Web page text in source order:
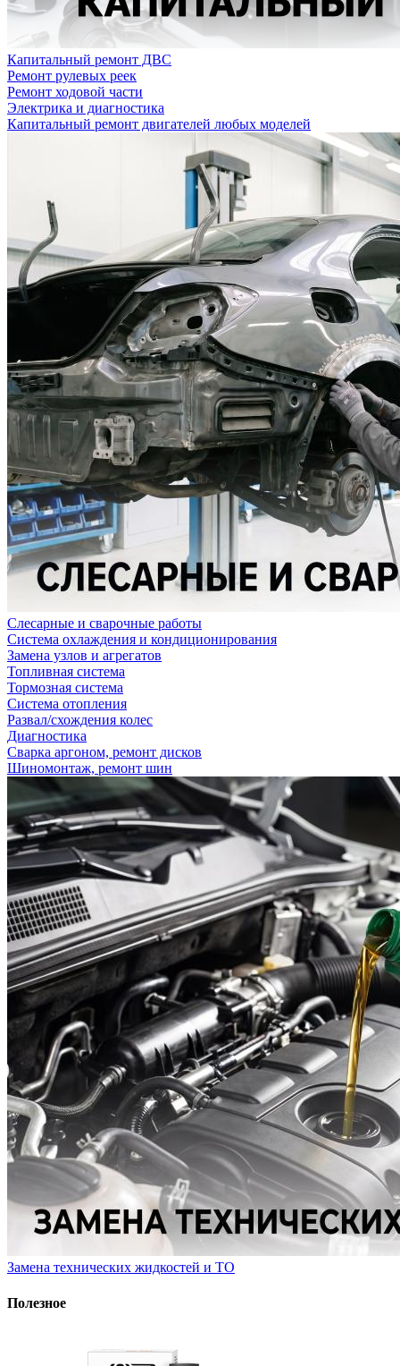
Капитальный ремонт ДВС
Ремонт рулевых реек
Ремонт ходовой части
Электрика и диагностика
Капитальный ремонт двигателей любых моделей
Слесарные и сварочные работы
Система охлаждения и кондиционирования
Замена узлов и агрегатов
Топливная система
Тормозная система
Система отопления
Развал/схождения колес
Диагностика
Сварка аргоном, ремонт дисков
Шиномонтаж, ремонт шин
Замена технических жидкостей и ТО
Полезное